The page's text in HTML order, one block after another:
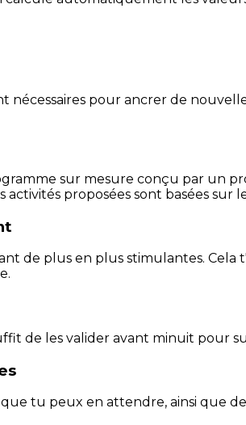
pour ancrer de
sur mesure conçu par un
proposées sont basées sur
de plus en plus stimulantes.
de les valider avant minuit pour
tu peux en attendre, ainsi que